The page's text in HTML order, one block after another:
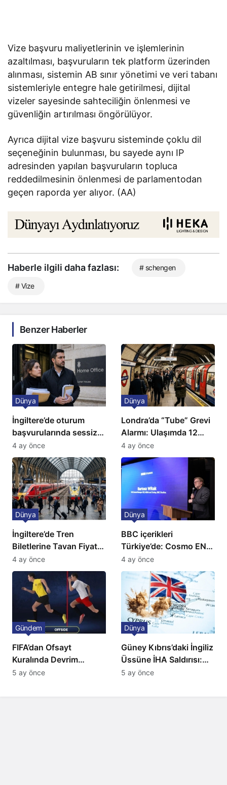
Vize başvuru maliyetlerinin ve işlemlerinin
azaltılması, başvuruların tek platform üzerinden
alınması, sistemin AB sınır yönetimi ve veri tabanı
sistemleriyle entegre hale getirilmesi, dijital
vizeler sayesinde sahteciliğin önlenmesi ve
güvenliğin artırılması öngörülüyor.
Ayrıca dijital vize başvuru sisteminde çoklu dil
seçeneğinin bulunması, bu sayede aynı IP
adresinden yapılan başvuruların topluca
reddedilmesinin önlenmesi de parlamentodan
geçen raporda yer alıyor. (AA)
Haberle ilgili daha fazlası: # schengen
# Vize
Benzer Haberler
İngiltere’de oturum
başvurularında sessiz
kriz: Büyükelçilikten
açıklama!
Dünya
4 ay önce
Londra’da “Tube” Grevi
Alarmı: Ulaşımda 12
Günlük Kaos Kapıda
Dünya
4 ay önce
İngiltere’de Tren
Biletlerine Tavan Fiyat:
Ulaşımda Yeni
Düzenleme
Dünya
4 ay önce
BBC içerikleri
Türkiye’de: Cosmo EN
ve BBC Player yayında
Dünya
4 ay önce
FIFA’dan Ofsayt
Kuralında Devrim
Niteliğinde Onay
Gündem
5 ay önce
Güney Kıbrıs’daki İngiliz
Üssüne İHA Saldırısı:
Patlama, Sirenler ve
Dünya
5 ay önce